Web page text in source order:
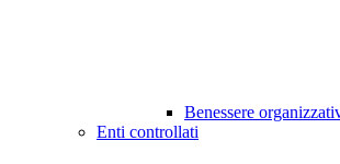
Benessere
Enti controllati